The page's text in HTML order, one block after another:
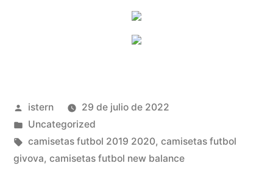
Publicado
por
istern
29 de julio de 2022
Publicado
en
Uncategorized
Etiquetas:
camisetas futbol 2019 2020, camisetas futbol
givova, camisetas futbol new balance